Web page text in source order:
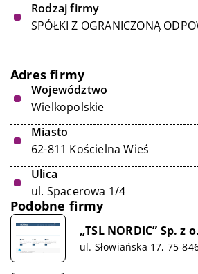
Rodzaj firmy
SPÓŁKI Z OGRANICZONĄ
Adres firmy
Województwo
Wielkopolskie
Miasto
62-811 Kościelna Wieś
Ulica
ul. Spacerowa 1/4
Podobne firmy
„TSL NORDIC” Sp. z
ul. Słowiańska 17, 75-